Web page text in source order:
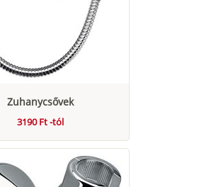
Zuhanycsővek
3190 Ft -tól